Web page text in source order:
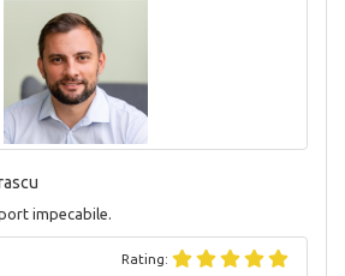
impecabile.
Rating: